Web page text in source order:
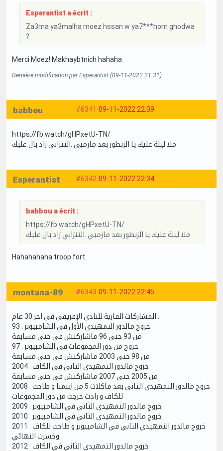
Esperantist a écrit :
Za3ma ya3malha moez hssan w ya7***hom ghodwa
?
Merci Moez! Makhaybtnich hahaha
Dernière modification par Esperantist (09-11-2022 21:31)
#6341 09-11-2022 22:09
babbou
https://fb.watch/gHPxetU-TN/
ملا ليلة عليك يا الزنطور بعد مازمبي .التنزاني زاد بال عليك
#6342 09-11-2022 22:34
Esperantist
babbou a écrit :
https://fb.watch/gHPxetU-TN/
ملا ليلة عليك يا الزنطور بعد مازمبي .التنزاني زاد بال عليك
Hahahahaha troop fort
#6343 09-11-2022 22:45
montana-89
المشاركات القارية للنادي الإفريقي في اخر 30 عام :
93 : خروج مالدور التمهيدي الأول في الشامبيونز
من 93 حتى 96 ماشاركتش في حتى مسابقة
من 98 حتى 2003 ماشاركتش في حتى مسابقة
2004 : خروج مالدور التمهيدي الثاني في الكاف
من 2005 حتى 2007 ماشاركتش في حتى مسابقة
2008 : خروج مالدور التمهيدي الثاني بعد ماكلات 5 من اينمبا و طاحت
للكاف و زادت خرجت من دور المجموعات
2009 : خروج مالدور التمهيدي الثاني في الشامبيونز
2010 : خروج مالدور التمهيدي الثاني في الشامبيونز
2011 : خروج مالدور التمهيدي الثاني في الشامبيونز و طاحت للكاف
وخسرت النهائي
2012 : خروج مالدور التمهيدي الثاني في الكاف